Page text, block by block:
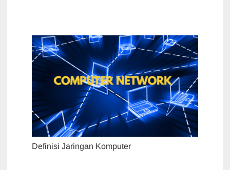
Definisi Jaringan Komputer